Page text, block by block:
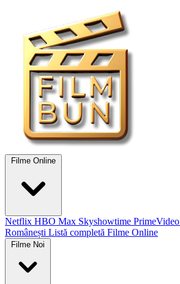
Filme Online
Netflix HBO Max Skyshowtime PrimeVideo
Românești Listă completă Filme Online
Filme Noi